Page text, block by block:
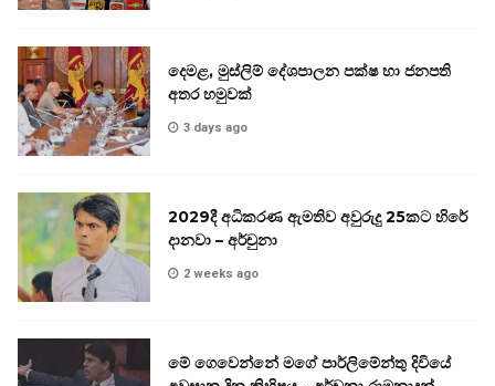
දෙමළ, මුස්ලිම් දේශපාලන පක්ෂ හා ජනපති
අතර හමුවක්
3 days ago
2029දී අධිකරණ ඇමතිව අවුරුදු 25කට හිරේ
දානවා – අර්චුනා
2 weeks ago
මේ ගෙවෙන්නේ මගේ පාර්ලිමේන්තු දිවියේ